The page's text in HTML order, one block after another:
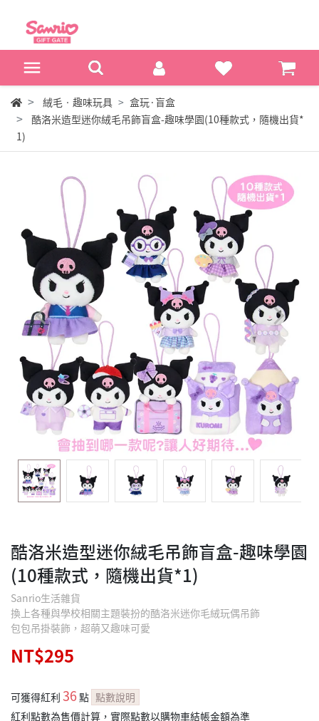
絨毛‧趣味玩具
盒玩·盲盒
酷洛米造型迷你絨毛吊飾盲盒-趣味學園(10種款式，隨機出貨*
1)
酷洛米造型迷你絨毛吊飾盲盒-趣味學園
(10種款式，隨機出貨*1)
Sanrio生活雜貨
換上各種與學校相關主題裝扮的酷洛米迷你毛絨玩偶吊飾
包包吊掛裝飾，超萌又趣味可愛
NT$295
可獲得紅利 36點 點數說明
紅利點數為售價計算，實際點數以購物車結帳金額為準